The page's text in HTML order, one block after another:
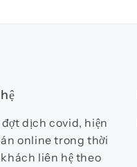
dịch covid, hiện
online trong thời
liên hệ theo